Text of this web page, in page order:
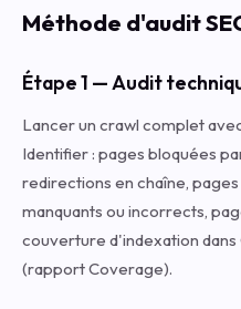
Méthode d'audit
Étape 1 — Audit
Lancer un crawl complet
Identifier : pages bloquées
redirections en chaîne,
manquants ou incorrects,
couverture d'indexation
(rapport Coverage).